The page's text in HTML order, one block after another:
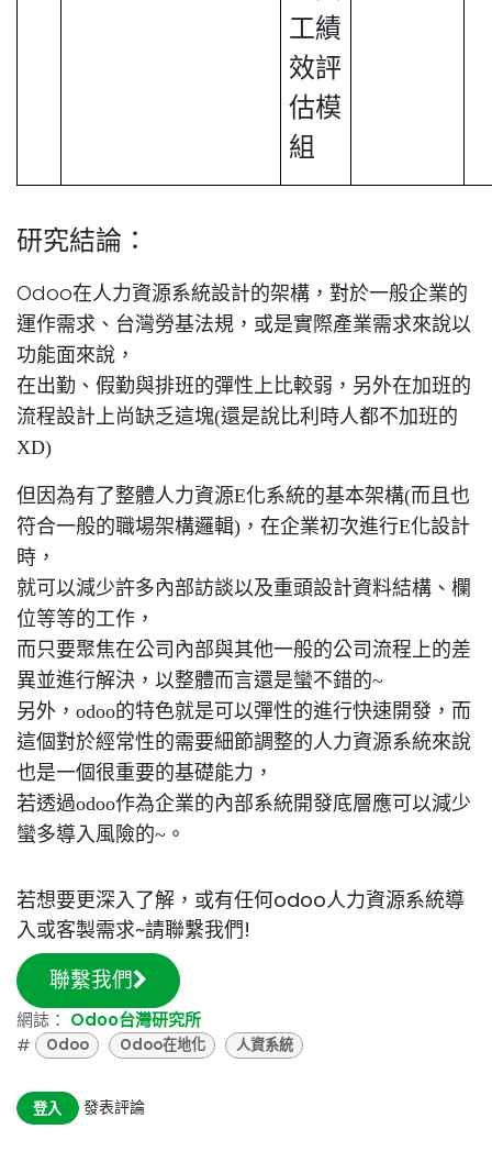
工績
效評
估模
組
研究結論：
Odoo在人力資源系統設計的架構，對於一般企業的
運作需求、台灣勞基法規，或是實際產業需求來說以
功能面來說，
在出勤、假勤與排班的彈性上比較弱，另外在加班的
流程設計上尚缺乏這塊(還是說比利時人都不加班的
XD)
但因為有了整體人力資源E化系統的基本架構(而且也
符合一般的職場架構邏輯) ，在企業初次進行E化設計
時，
就可以減少許多內部訪談以及重頭設計資料結構、欄
位等等的工作，
而只要聚焦在公司內部與其他一般的公司流程上的差
異並進行解決，以整體而言還是蠻不錯的~
另外，odoo的特色就是可以彈性的進行快速開發，而
這個對於經常性的需要細節調整的人力資源系統來說
也是一個很重要的基礎能力，
若透過odoo作為企業的內部系統開發底層應可以減少
蠻多導入風險的~ 。
若想要更深入了解，或有任何odoo人力資源系統導
入或客製需求~請聯繫我們!
聯繫我們
網誌： Odoo台灣研究所
#
Odoo Odoo在地化 人資系統
登入 發表評論